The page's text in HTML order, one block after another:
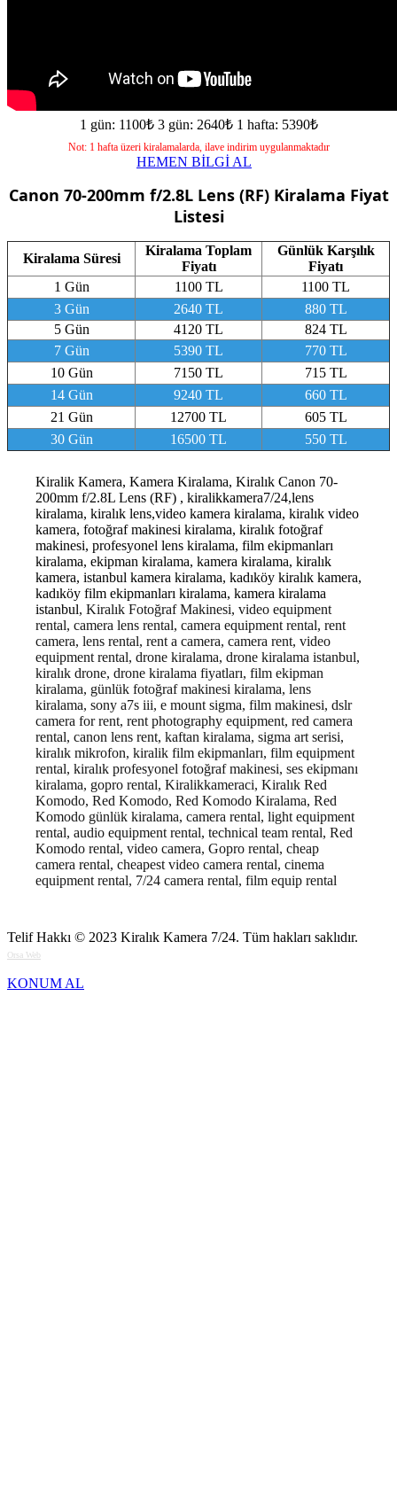
1 gün: 1100₺ 3 gün: 2640₺ 1 hafta: 5390₺
Not: 1 hafta üzeri kiralamalarda, ilave indirim uygulanmaktadır
HEMEN BİLGİ AL
Canon 70-200mm f/2.8L Lens (RF) Kiralama Fiyat
Listesi
Kiralama Süresi
Kiralama Toplam
Fiyatı
Günlük Karşılık
Fiyatı
1 Gün
1100 TL
1100 TL
3 Gün
2640 TL
880 TL
5 Gün
4120 TL
824 TL
7 Gün
5390 TL
770 TL
10 Gün
7150 TL
715 TL
14 Gün
9240 TL
660 TL
21 Gün
12700 TL
605 TL
30 Gün
16500 TL 550 TL
Kiralik Kamera, Kamera Kiralama, Kiralık Canon 70-
200mm f/2.8L Lens (RF) , kiralikkamera7/24,lens
kiralama, kiralık lens,video kamera kiralama, kiralık video
kamera, fotoğraf makinesi kiralama, kiralık fotoğraf
makinesi, profesyonel lens kiralama, film ekipmanları
kiralama, ekipman kiralama, kamera kiralama, kiralık
kamera, istanbul kamera kiralama, kadıköy kiralık kamera,
kadıköy film ekipmanları kiralama, kamera kiralama
istanbul, Kiralık Fotoğraf Makinesi, video equipment
rental, camera lens rental, camera equipment rental, rent
camera, lens rental, rent a camera, camera rent, video
equipment rental, drone kiralama, drone kiralama istanbul,
kiralık drone, drone kiralama fiyatları, film ekipman
kiralama, günlük fotoğraf makinesi kiralama, lens
kiralama, sony a7s iii, e mount sigma, film makinesi, dslr
camera for rent, rent photography equipment, red camera
rental, canon lens rent, kaftan kiralama, sigma art serisi,
kiralık mikrofon, kiralik film ekipmanları, film equipment
rental, kiralık profesyonel fotoğraf makinesi, ses ekipmanı
kiralama, gopro rental, Kiralikkameraci, Kiralık Red
Komodo, Red Komodo, Red Komodo Kiralama, Red
Komodo günlük kiralama, camera rental, light equipment
rental, audio equipment rental, technical team rental, Red
Komodo rental, video camera, Gopro rental, cheap
camera rental, cheapest video camera rental, cinema
equipment rental, 7/24 camera rental, film equip rental
Telif Hakkı © 2023 Kiralık Kamera 7/24. Tüm hakları saklıdır.
Orsa Web
KONUM AL